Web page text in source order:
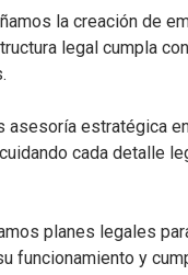
la creación de
legal cumpla
asesoría estratégica
cada detalle
planes legales
funcionamiento y